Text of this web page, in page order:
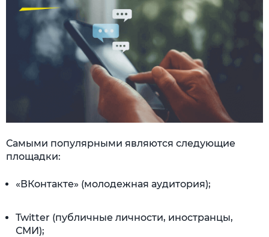
Самыми популярными являются следующие
площадки:
«ВКонтакте» (молодежная аудитория);
Twitter (публичные личности, иностранцы,
СМИ);